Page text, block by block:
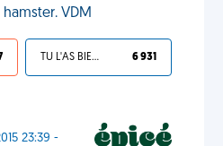
VDM
TU L'AS BIEN MÉRITÉ 6 931
23:39 -